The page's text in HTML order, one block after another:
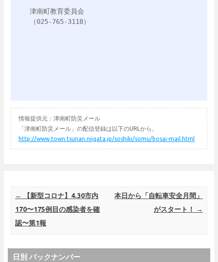
津南町教育委員会
（025-765-3118）
情報提供元：津南町防災メール
「津南町防災メール」の配信登録は以下のURLから。
http://www.town.tsunan.niigata.jp/soshiki/somu/bosai-mail.html
Post navigation
←
【新型コロナ】4.30市内
170〜175例目の感染者を確
認〜第1報
本日から「自転車安全月間」
がスタート！
→
日別 バックナンバー